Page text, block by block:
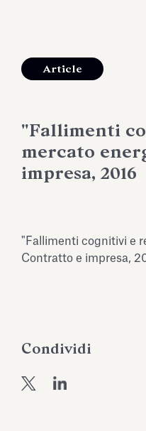
Article
"Fallimenti
mercato
impresa, 2016
"Fallimenti cognitivi e
Contratto e impresa,
Condividi